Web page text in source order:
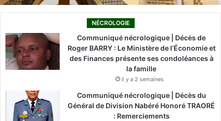
NÉCROLOGIE
Communiqué nécrologique | Décès de
Roger BARRY : Le Ministère de l’Économie et
des Finances présente ses condoléances à
la famille
il y a 2 semaines
Communiqué nécrologique | Décès du
Général de Division Nabéré Honoré TRAORÉ
: Remerciements